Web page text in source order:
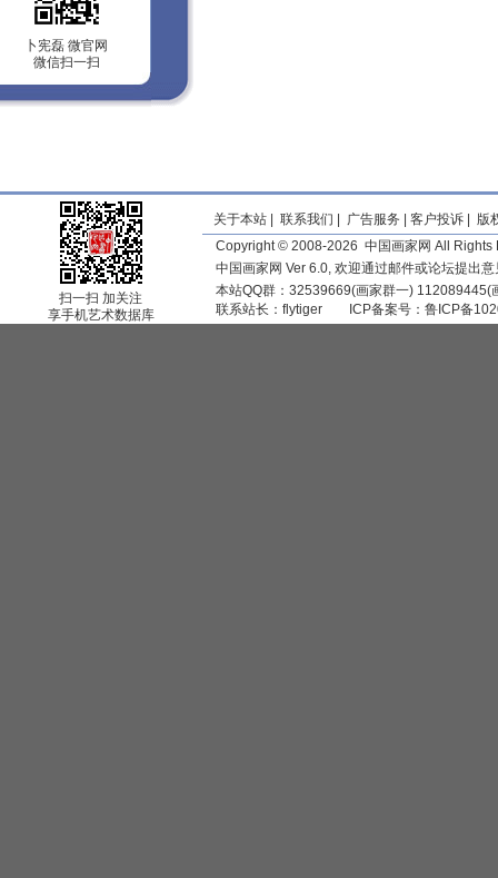
卜宪磊 微官网
微信扫一扫
扫一扫 加关注
享手机艺术数据库
关于本站 联系我们 广告服务 客户投诉
版
Copyright © 2008-2026 中国画家网 All Rights
中国画家网 Ver 6.0, 欢迎通过邮件或论坛提出
本站QQ群：32539669(画家群一)
联系站长： flytiger ICP备案号： 鲁ICP备